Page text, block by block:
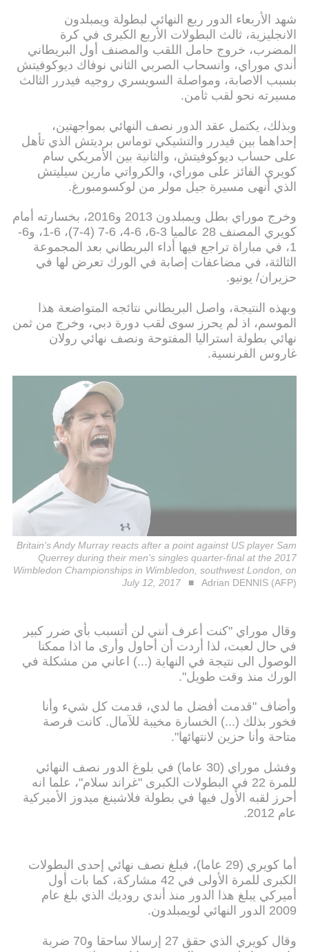
شهد الأربعاء الدور ربع النهائي لبطولة ويمبلدون
الانجليزية، ثالث البطولات الأربع الكبرى في كرة
المضرب، خروج حامل اللقب والمصنف أول البريطاني
أندي موراي، وانسحاب الصربي الثاني نوفاك ديوكوفيتش
بسبب الاصابة، ومواصلة السويسري روجيه فيدرر الثالث
مسيرته نحو لقب ثامن.
وبذلك، يكتمل عقد الدور نصف النهائي بمواجهتين،
إحداهما بين فيدرر والتشيكي توماس برديتش الذي تأهل
على حساب ديوكوفيتش، والثانية بين الأمريكي سام
كويري الفائز على موراي، والكرواتي مارين سيليتش
الذي أنهى مسيرة جيل مولر من لوكسومبورغ.
وخرج موراي بطل ويمبلدون 2013 و2016، بخسارته أمام
كويري المصنف 28 عالميا 3-6، 6-4، 6-7 (4-7)، 6-1، و6-
1، في مباراة تراجع فيها أداء البريطاني بعد المجموعة
الثالثة، في مضاعفات إصابة في الورك تعرض لها في
حزيران/ يونيو.
وبهذه النتيجة، واصل البريطاني نتائجه المتواضعة هذا
الموسم، اذ لم يحرز سوى لقب دورة دبي، وخرج من ثمن
نهائي بطولة استراليا المفتوحة ونصف نهائي رولان
غاروس الفرنسية.
Britain's Andy Murray reacts after a point against US player Sam
Querrey during their men's singles quarter-final at the 2017
Wimbledon Championships in Wimbledon, southwest London, on
July 12, 2017
Adrian DENNIS (AFP)
وقال موراي "كنت أعرف أنني لن أتسبب بأي ضرر كبير
في حال لعبت، لذا أردت أن أحاول وأرى ما اذا ممكنا
الوصول الى نتيجة في النهاية (...) اعاني من مشكلة في
الورك منذ وقت طويل".
وأضاف "قدمت أفضل ما لدي، قدمت كل شيء وأنا
فخور بذلك (...) الخسارة مخيبة للآمال. كانت فرصة
متاحة وأنا حزين لانتهائها".
وفشل موراي (30 عاما) في بلوغ الدور نصف النهائي
للمرة 22 في البطولات الكبرى "غراند سلام"، علما انه
أحرز لقبه الأول فيها في بطولة فلاشينغ ميدوز الأميركية
عام 2012.
أما كويري (29 عاما)، فبلغ نصف نهائي إحدى البطولات
الكبرى للمرة الأولى في 42 مشاركة، كما بات أول
أميركي يبلغ هذا الدور منذ أندي روديك الذي بلغ عام
2009 الدور النهائي لويمبلدون.
وقال كويري الذي حقق 27 إرسالا ساحقا و70 ضربة